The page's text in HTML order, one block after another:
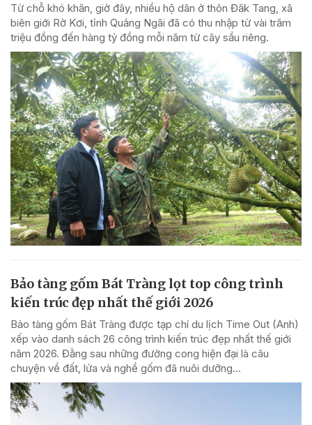
Từ chỗ khó khăn, giờ đây, nhiều hộ dân ở thôn Đăk Tang, xã
biên giới Rờ Kơi, tỉnh Quảng Ngãi đã có thu nhập từ vài trăm
triệu đồng đến hàng tỷ đồng mỗi năm từ cây sầu riêng.
Bảo tàng gốm Bát Tràng lọt top công trình
kiến trúc đẹp nhất thế giới 2026
Bảo tàng gốm Bát Tràng được tạp chí du lịch Time Out (Anh)
xếp vào danh sách 26 công trình kiến trúc đẹp nhất thế giới
năm 2026. Đằng sau những đường cong hiện đại là câu
chuyện về đất, lửa và nghề gốm đã nuôi dưỡng...